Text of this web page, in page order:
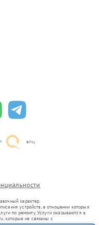
характер.
устройств, в отношении которых
по ремонту. Услуги оказываются в
которые не связаны с